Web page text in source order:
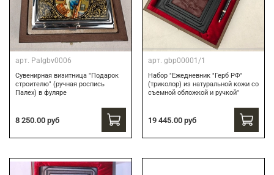
арт. Palgbv0006
Сувенирная визитница "Подарок
строителю" (ручная роспись
Палех) в фуляре
8 250.00 руб
арт. gbp00001/1
Набор "Ежедневник "Герб РФ"
(триколор) из натуральной кожи со
съемной обложкой и ручкой"
19 445.00 руб